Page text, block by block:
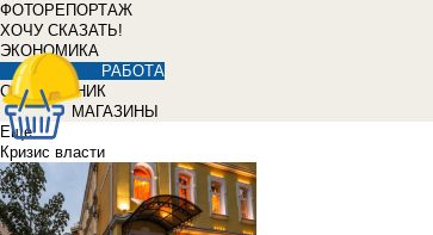
ФОТОРЕПОРТАЖ
ХОЧУ СКАЗАТЬ!
ЭКОНОМИКА
РАБОТА
СПРАВОЧНИК
МАГАЗИНЫ
Еще
Кризис власти